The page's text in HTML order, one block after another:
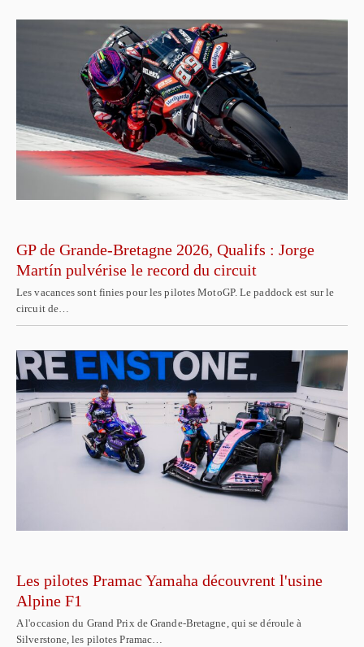
GP de Grande-Bretagne 2026, Qualifs : Jorge
Martín pulvérise le record du circuit
Les vacances sont finies pour les pilotes MotoGP. Le paddock est sur le
circuit de…
Les pilotes Pramac Yamaha découvrent l'usine
Alpine F1
A l'occasion du Grand Prix de Grande-Bretagne, qui se déroule à
Silverstone, les pilotes Pramac…